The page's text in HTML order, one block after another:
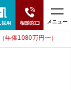
メニュー
年俸1080万円〜）